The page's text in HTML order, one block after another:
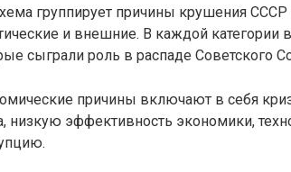
группирует причины крушения
и внешние. В каждой
сыграли роль в распаде Советского
причины включают в себя
низкую эффективность экономики,